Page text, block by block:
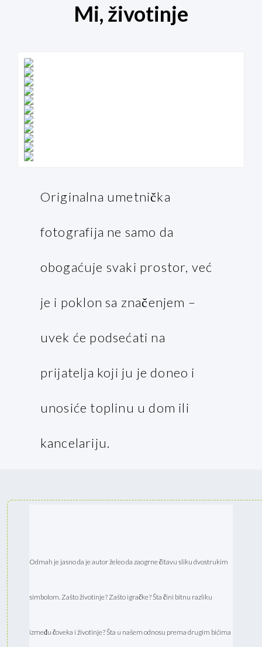
Mi, životinje
Originalna umetnička
fotografija ne samo da
obogaćuje svaki prostor, već
je i poklon sa značenjem –
uvek će podsećati na
prijatelja koji ju je doneo i
unosiće toplinu u dom ili
kancelariju.
Odmah je jasno da je autor želeo da zaogrne čitavu sliku dvostrukim
simbolom. Zašto životinje? Zašto igračke? Šta čini bitnu razliku
između čoveka i životinje? Šta u našem odnosu prema drugim bićima